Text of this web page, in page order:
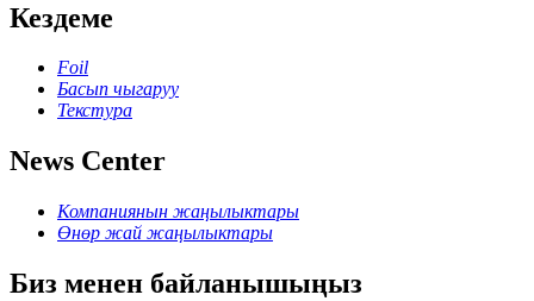
Кездеме
Foil
Басып чыгаруу
Текстура
News Center
Компаниянын жаңылыктары
Өнөр жай жаңылыктары
Биз менен байланышыңыз